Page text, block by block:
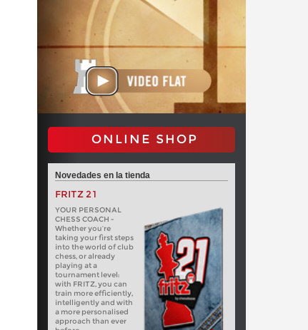
ONLINE SHOP
Novedades en la tienda
FRITZ 21
YOUR PERSONAL
CHESS COACH -
Whether you’re
taking your first steps
into the world of club
chess, or already
playing at a
tournament level:
with FRITZ, you can
train more efficiently,
intelligently and with
a more personalised
approach than ever